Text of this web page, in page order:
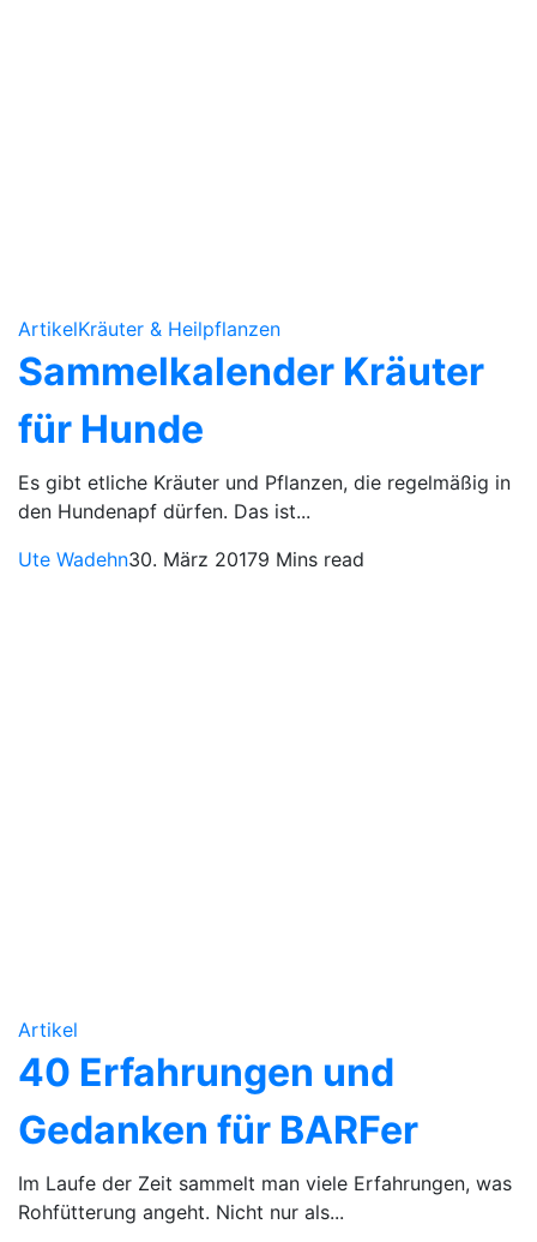
ArtikelKräuter & Heilpflanzen
Sammelkalender Kräuter
für Hunde
Es gibt etliche Kräuter und Pflanzen, die regelmäßig in
den Hundenapf dürfen. Das ist...
Ute Wadehn30. März 20179 Mins read
Artikel
40 Erfahrungen und
Gedanken für BARFer
Im Laufe der Zeit sammelt man viele Erfahrungen, was
Rohfütterung angeht. Nicht nur als...